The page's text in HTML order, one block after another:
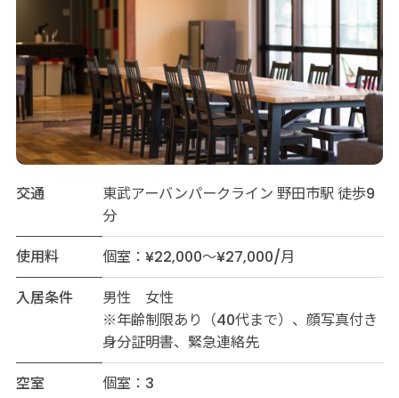
交通
東武アーバンパークライン 野田市駅 徒歩9
分
使用料
個室：¥22,000～¥27,000/月
入居条件
男性 女性
※年齢制限あり（40代まで）、顔写真付き
身分証明書、緊急連絡先
空室
個室：3